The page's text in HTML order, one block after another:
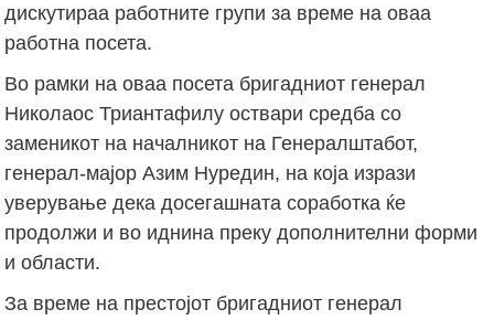
дискутираа работните групи за време на оваа
работна посета.
Во рамки на оваа посета бригадниот генерал
Николаос Триантафилу оствари средба со
заменикот на началникот на Генералштабот,
генерал-мајор Азим Нуредин, на која изрази
уверување дека досегашната соработка ќе
продолжи и во иднина преку дополнителни форми
и области.
За време на престојот бригадниот генерал